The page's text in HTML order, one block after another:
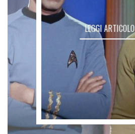
LEGGI ARTICOLO